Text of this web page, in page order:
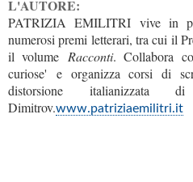
L'AUTORE:
PATRIZIA EMILITRIvive in
numerosi premi letterari, tra cui il
il volume Racconti. Collabora
curiose' e organizza corsi di
distorsione italianizzata
Dimitrov.www.patriziaemilitri.it